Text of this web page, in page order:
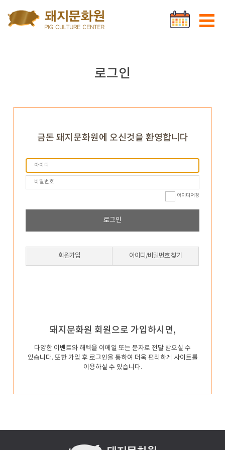
로그인
로그인
금돈 돼지문화원에 오신것을 환영합니다
아이디저장
로그인
회원가입 아이디/비밀번호 찾기
돼지문화원 회원으로 가입하시면,
다양한 이벤트와 해텍을 이메일 또는 문자로 전달 받으실 수
있습니다. 또한 가입 후 로그인을 통하여 더욱 편리하게 사이트를
이용하실 수 있습니다.